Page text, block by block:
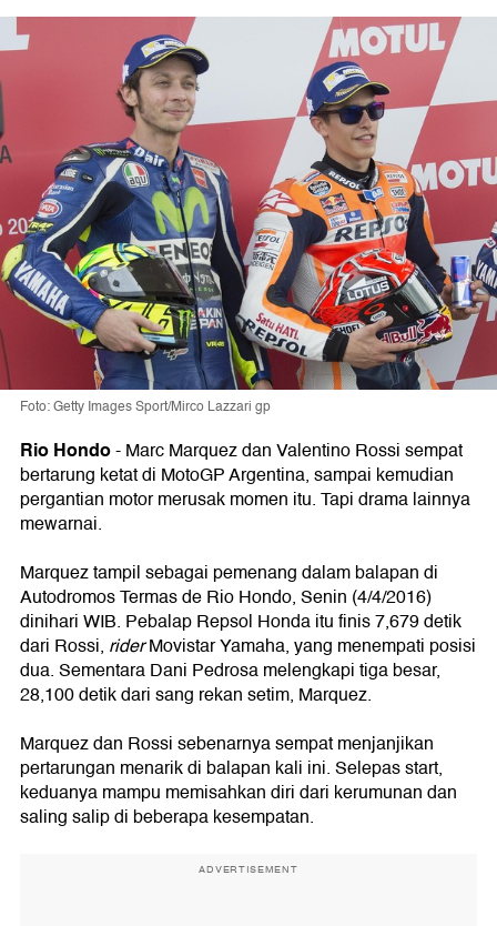
Foto: Getty Images Sport/Mirco Lazzari gp
Rio Hondo- Marc Marquez dan Valentino Rossi sempat
bertarung ketat di MotoGP Argentina, sampai kemudian
pergantian motor merusak momen itu. Tapi drama lainnya
mewarnai.
Marquez tampil sebagai pemenang dalam balapan di
Autodromos Termas de Rio Hondo, Senin (4/4/2016)
dinihari WIB. Pebalap Repsol Honda itu finis 7,679 detik
dari Rossi, riderMovistar Yamaha, yang menempati posisi
dua. Sementara Dani Pedrosa melengkapi tiga besar,
28,100 detik dari sang rekan setim, Marquez.
Marquez dan Rossi sebenarnya sempat menjanjikan
pertarungan menarik di balapan kali ini. Selepas start,
keduanya mampu memisahkan diri dari kerumunan dan
saling salip di beberapa kesempatan.
ADVERTISEMENT